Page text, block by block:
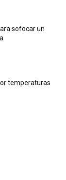
sofocar un
temperaturas